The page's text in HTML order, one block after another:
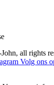
all rights
Volg ons